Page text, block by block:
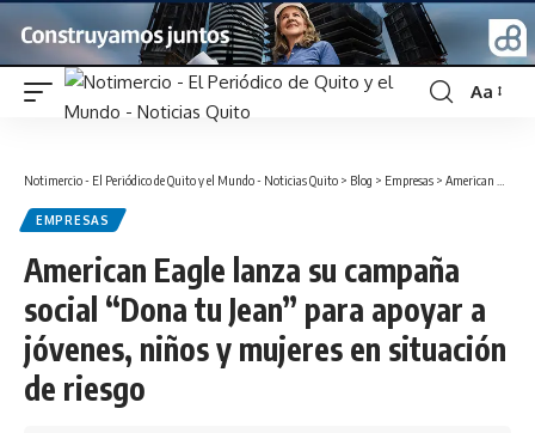
Font
Aa
Notimercio - El Periódico de Quito y el Mundo - Noticias Quito > Blog > Empresas > American Eagle lanza su campaña social “Dona tu Jean” para apoyar a jóvenes, niños y mujeres en situación de riesgo
EMPRESAS
American Eagle lanza su campaña
social “Dona tu Jean” para apoyar a
jóvenes, niños y mujeres en situación
de riesgo